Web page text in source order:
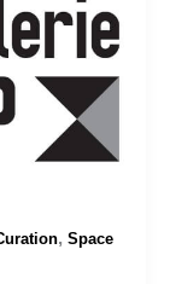
, Space